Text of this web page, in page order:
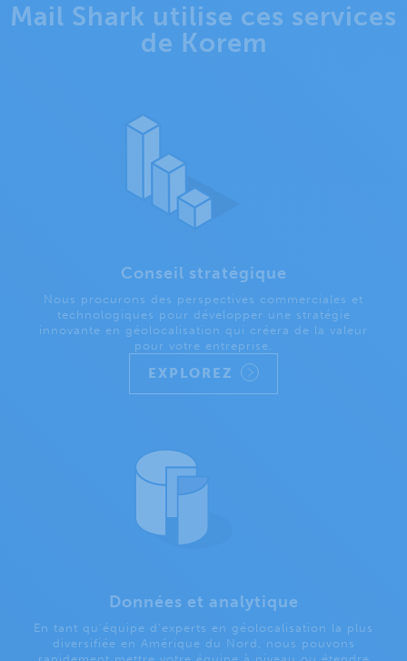
Mail Shark utilise ces services
de Korem
Conseil stratégique
Nous procurons des perspectives commerciales et
technologiques pour développer une stratégie
innovante en géolocalisation qui créera de la valeur
pour votre entreprise.
EXPLOREZ
Données et analytique
En tant qu’équipe d’experts en géolocalisation la plus
diversifiée en Amérique du Nord, nous pouvons